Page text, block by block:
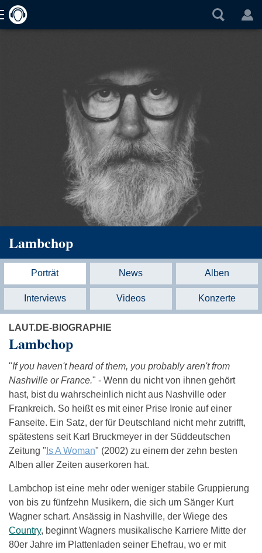
Lambchop
Porträt News Alben
Interviews Videos Konzerte
LAUT.DE-BIOGRAPHIE
Lambchop
"If you haven't heard of them, you probably aren't from
Nashville or France." - Wenn du nicht von ihnen gehört
hast, bist du wahrscheinlich nicht aus Nashville oder
Frankreich. So heißt es mit einer Prise Ironie auf einer
Fanseite. Ein Satz, der für Deutschland nicht mehr zutrifft,
spätestens seit Karl Bruckmeyer in der Süddeutschen
Zeitung " Is A Woman" (2002) zu einem der zehn besten
Alben aller Zeiten auserkoren hat.
Lambchop ist eine mehr oder weniger stabile Gruppierung
von bis zu fünfzehn Musikern, die sich um Sänger Kurt
Wagner schart. Ansässig in Nashville, der Wiege des
Country, beginnt Wagners musikalische Karriere Mitte der
80er Jahre im Plattenladen seiner Ehefrau, wo er mit